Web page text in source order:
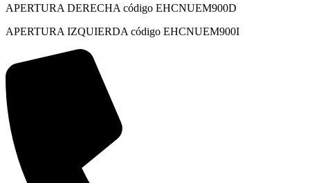
APERTURA DERECHA código EHCNUEM900D
APERTURA IZQUIERDA código EHCNUEM900I